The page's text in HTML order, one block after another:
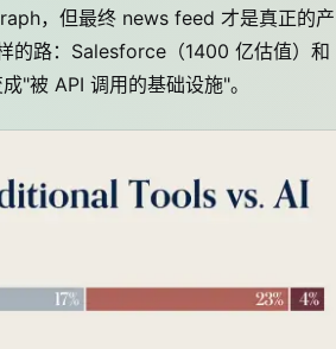
，但最终 news feed 才是真正的
的路：Salesforce（1400 亿估值）和
"被 API 调用的基础设施"。